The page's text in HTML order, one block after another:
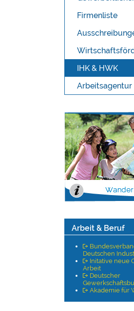
Firmenliste
IHK & HWK
Arbeitsagentur
Arbeit & Beruf
Deutschen
Initative neue
Arbeit
Deutscher
Akademie für